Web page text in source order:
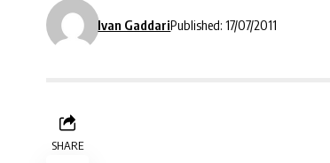
Ivan GaddariPublished: 17/07/2011
SHARE